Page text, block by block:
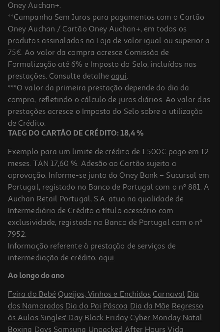
-14%
Caderno Para Desenho Auchan A4 60 Folhas
5.99 €/un
Price reduced from
6,99 €to
5,99 €
Promoção
Caderno Para Pintura Auchan Acrilica A4 24 Folhas
7.99 €/un
7,99 €
Oney Auchan+.
**Campanha Sem Juros para pagamentos com o Cartão
Oney Auchan / Cartão Oney Auchan+, em todos os
produtos assinalados na Loja de valor igual ou superior a
75€. Ao valor da compra acresce Comissão de
Formalização até 6% e Imposto do Selo, incluídos nas
prestações. Consulte detalhe aqui.
***O valor da primeira prestação depende do dia da
compra, refletindo o cálculo de juros diários. Ao valor das
prestações acresce o Imposto do Selo sobre a utilização
de Crédito.
TAEG DO CARTÃO DE CRÉDITO: 18,4 %
Exemplo para um limite de crédito de 1.500€ pago em 12
meses. TAN 17,60 %. Adesão ao Cartão sujeita a
aprovação. Informe-se junto do Oney Bank – Sucursal em
Portugal, registado no Banco de Portugal com o nº 881. A
Auchan Retail Portugal, S.A. atua na qualidade de
Intermediário de Crédito a título acessório com
exclusividade, registado no Banco de Portugal com o nº
7952.
Informação referente à prestação de serviços de
intermediação de crédito, aqui.
Ao longo do ano
Feira do Bebé Queijos, Vinhos e Enchidos Carnaval Dia
dos Namorados Dia do Pai Páscoa Dia da Mãe Regresso
às Aulas Singles' Day Black Friday Cyber Monday Natal
Boxing Days Samsung Unpacked After Hours Vida